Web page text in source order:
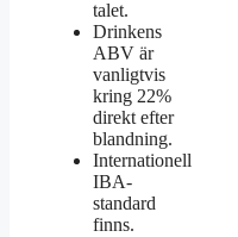
talet.
Drinkens
ABV är
vanligtvis
kring 22%
direkt efter
blandning.
Internationell
IBA-
standard
finns.